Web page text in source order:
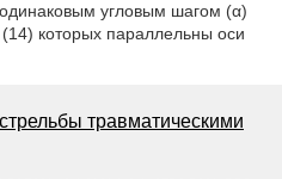
угловым шагом (α)
которых параллельны оси
травматическими